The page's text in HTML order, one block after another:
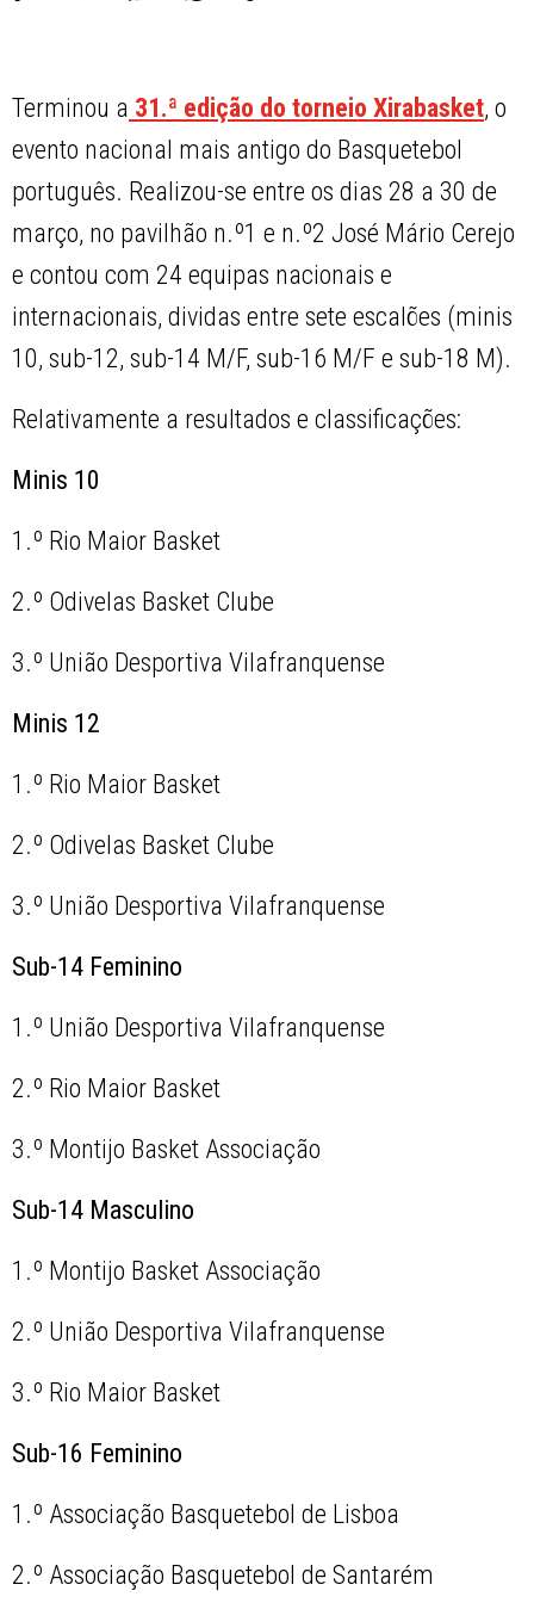
Terminou a 31.ª edição do torneioXirabasket, o
evento nacional mais antigo do Basquetebol
português. Realizou-se entre os dias 28 a 30 de
março, no pavilhão n.º1 e n.º2 José Mário Cerejo
e contou com 24 equipas nacionais e
internacionais, dividas entre sete escalões (minis
10, sub-12, sub-14 M/F, sub-16 M/F e sub-18 M).
Relativamente a resultados e classificações:
Minis 10
1.º Rio Maior Basket
2.º Odivelas Basket Clube
3.º União Desportiva Vilafranquense
Minis 12
1.º Rio Maior Basket
2.º Odivelas Basket Clube
3.º União Desportiva Vilafranquense
Sub-14 Feminino
1.º União Desportiva Vilafranquense
2.º Rio Maior Basket
3.º Montijo Basket Associação
Sub-14 Masculino
1.º Montijo Basket Associação
2.º União Desportiva Vilafranquense
3.º Rio Maior Basket
Sub-16 Feminino
1.º Associação Basquetebol de Lisboa
2.º Associação Basquetebol de Santarém